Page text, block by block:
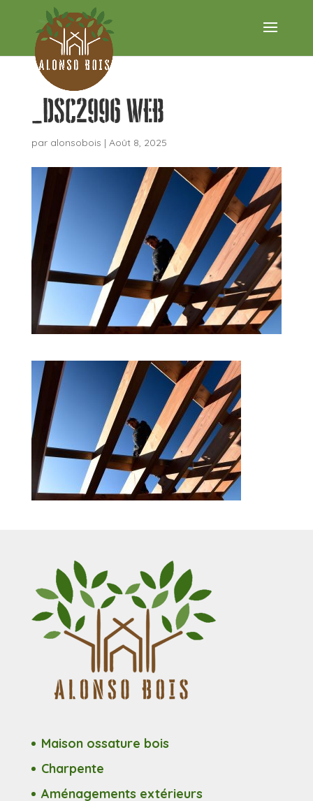
_DSC2996 WEB
par alonsobois | Août 8, 2025
Maison ossature bois
Charpente
Aménagements extérieurs